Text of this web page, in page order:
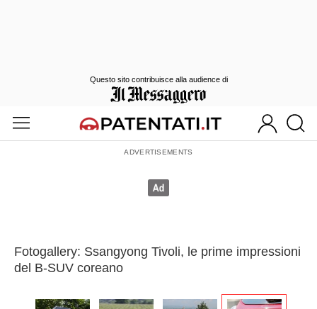
Fotogallery: Ssangyong Tivoli, le prime impressioni
del B-SUV coreano
Questo sito contribuisce alla audience di